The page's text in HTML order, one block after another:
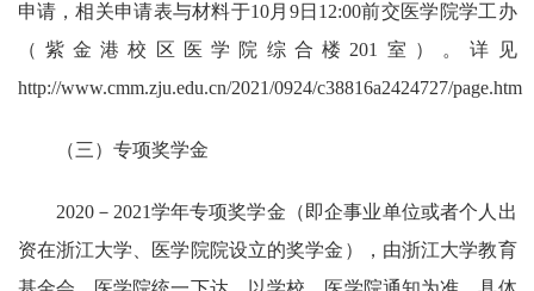
申请，相关申请表与材料于10月 9日 12:00前交医学院学工办
（紫金港校区医学院综合楼 201
室）。详见
http://www.cmm.zju.edu.cn/2021/0924/c38816a2424727/page.htm
（三）专项奖学金
2020－ 2021学年专项奖学金（即企事业单位或者个人出
资在浙江大学、医学院院设立的奖学金），由浙江大学教育